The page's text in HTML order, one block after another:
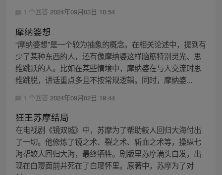
1 个回答 2024年09月03日 10:54
摩纳婆想
“摩纳婆想”是一个较为抽象的概念。在相关论述中，提到有
少了某种东西的人，还有像摩纳婆这样脑筋特别灵光、思
维跳跃的人。比如在某些情境中，摩纳婆在与人交流时思
维跳脱，讲话重点多且不按常规逻辑。同时，摩纳婆...
1 个回答 2024年09月02日 19:44
狂王苏摩结局
在电视剧《镜双城》中，苏摩为了帮助鲛人回归大海付出
了一切。他修炼了镜之术、裂之术、斩血之术等，操纵七
海帮鲛人回归大海，最终牺牲。剧版里苏摩满头白发，出
现在白璎面前并死在了白璎怀里。原著中，苏摩为了对